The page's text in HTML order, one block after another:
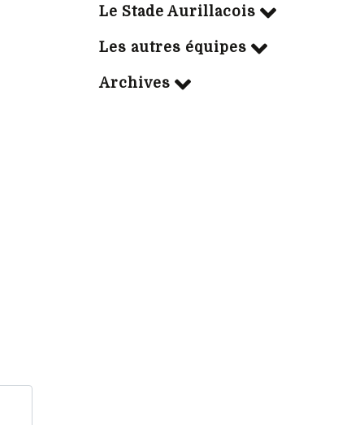
Le Stade Aurillacois
Les autres équipes
Archives